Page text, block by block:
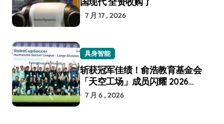
7 月 17 , 2026
具身智能
斩获冠军佳绩！俞浩教育基金会
「天空工场」成员闪耀 2026
RoboCup 机器人世界杯
7 月 6 , 2026